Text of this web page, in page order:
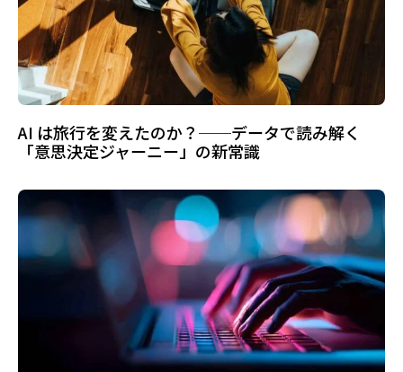
AI は旅行を変えたのか？──データで読み解く
「意思決定ジャーニー」の新常識